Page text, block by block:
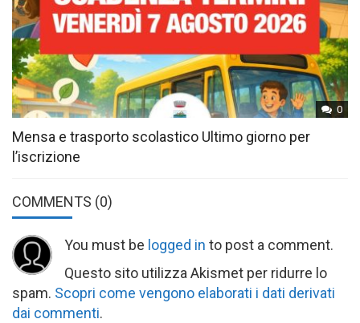
0
Mensa e trasporto scolastico Ultimo giorno per
l’iscrizione
COMMENTS (0)
You must be logged in to post a comment.
Questo sito utilizza Akismet per ridurre lo
spam. Scopri come vengono elaborati i dati derivati
dai commenti.